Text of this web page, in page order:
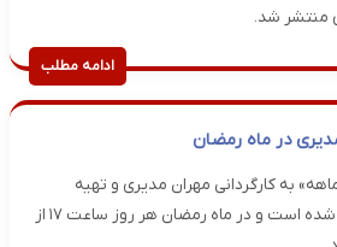
منتشر شد.
ادامه مطلب
در ماه رمضان
به کارگردانی مهران مدیری و تهیه
کنندگی جواد فرحانی تولید شده است و در ماه رمضان هر روز ساعت ۱۷ از